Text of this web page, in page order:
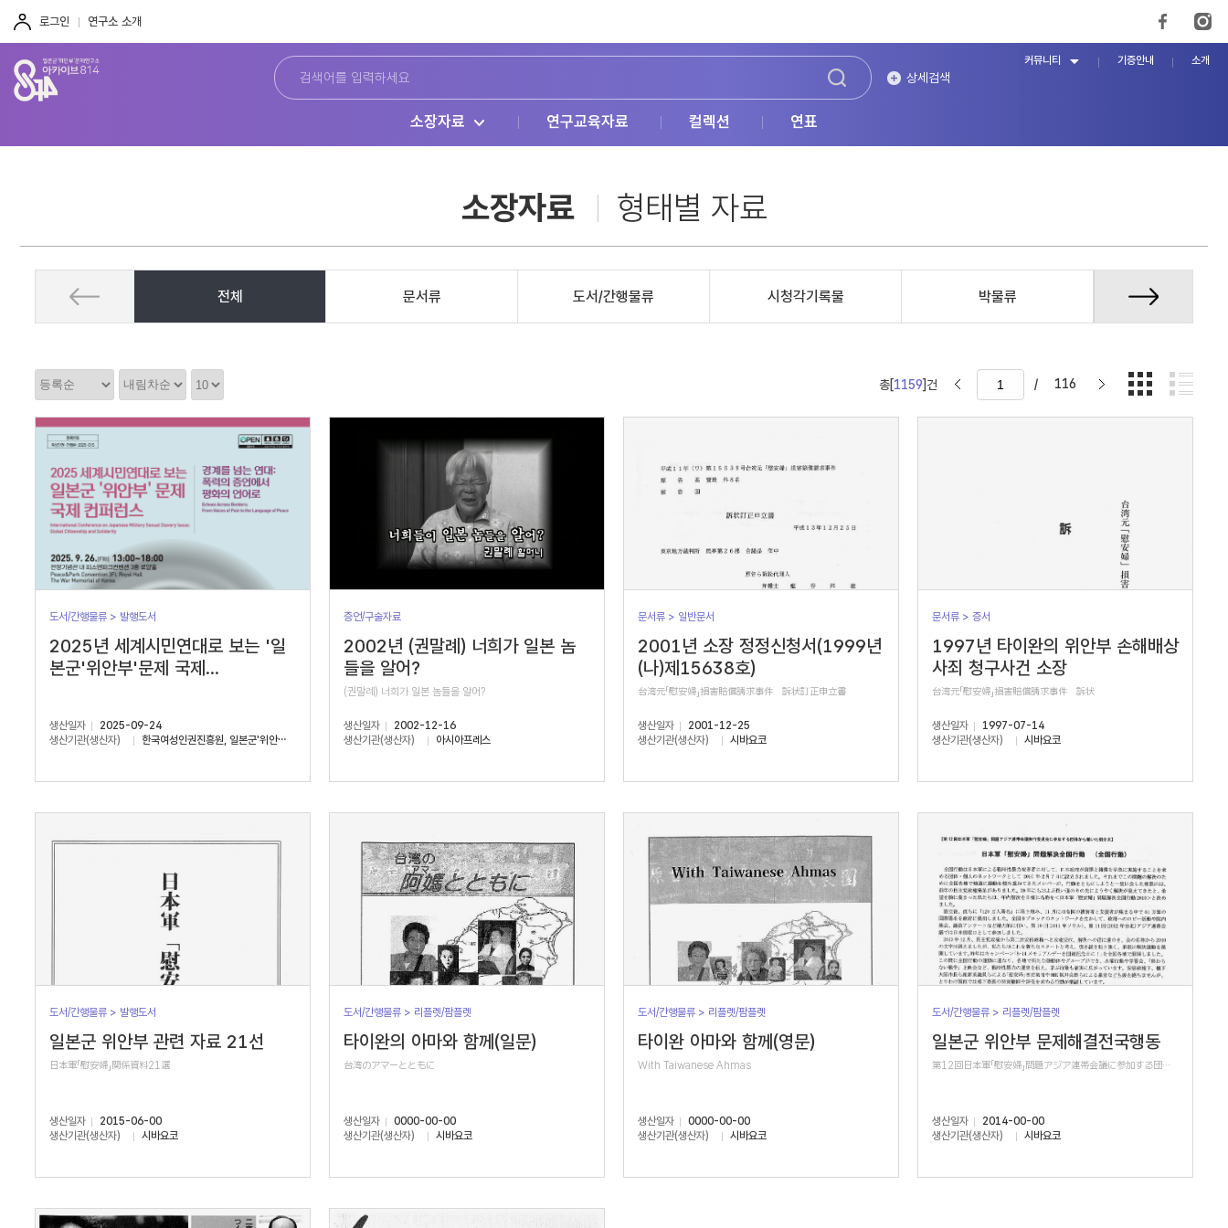
로그인 연구소 소개
상세검색
소장자료 연구교육자료 컬렉션 연표
커뮤니티 기증안내 소개
소장자료 형태별 자료
전체 문서류 도서/간행물류 시청각기록물 박물류 증언/구술자
정
렬
정
렬
순
서
정
렬
갯
수
총[1159]건 / 116
도서/간행물류 > 발행도서
2025년 세계시민연대로 보는 '일
본군'위안부'문제 국제...
생산일자
2025-09-24
생산기관(생산자)
한국여성인권진흥원, 일본군'위안부'문제연구소
증언/구술자료
2002년 (권말례) 너희가 일본 놈
들을 알어?
(권말례) 너희가 일본 놈들을 알어?
생산일자
2002-12-16
생산기관(생산자)
아시아프레스
문서류 > 일반문서
2001년 소장 정정신청서(1999년
(나)제15638호)
台湾元「慰安婦」損害賠償請求事件 訴状訂正申立書
생산일자
2001-12-25
생산기관(생산자)
시바요코
문서류 > 증서
1997년 타이완의 위안부 손해배상
사죄 청구사건 소장
台湾元「慰安婦」損害賠償請求事件 訴状
생산일자
1997-07-14
생산기관(생산자)
시바요코
도서/간행물류 > 발행도서
일본군 위안부 관련 자료 21선
日本軍「慰安婦」関係資料21選
생산일자
2015-06-00
생산기관(생산자)
시바요코
도서/간행물류 > 리플렛/팜플렛
타이완의 아마와 함께(일문)
台湾のアマーとともに
생산일자
0000-00-00
생산기관(생산자)
시바요코
도서/간행물류 > 리플렛/팜플렛
타이완 아마와 함께(영문)
With Taiwanese Ahmas
생산일자
0000-00-00
생산기관(생산자)
시바요코
도서/간행물류 > 리플렛/팜플렛
일본군 위안부 문제해결전국행동
第12回日本軍「慰安婦」問題アジア連帯会議に参加する団体から届いた紹介文
생산일자
2014-00-00
생산기관(생산자)
시바요코